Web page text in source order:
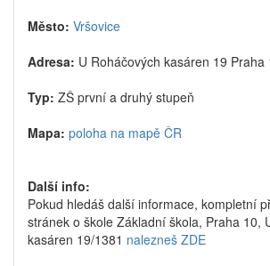
Město: Vršovice
Adresa: U Roháčových kasáren 19 Praha
Typ: ZŠ první a druhý stupeň
Mapa: poloha na mapě ČR
Další info:
Pokud hledáš další informace, kompletní
stránek o škole Základní škola, Praha 10,
kasáren 19/1381 nalezneš ZDE